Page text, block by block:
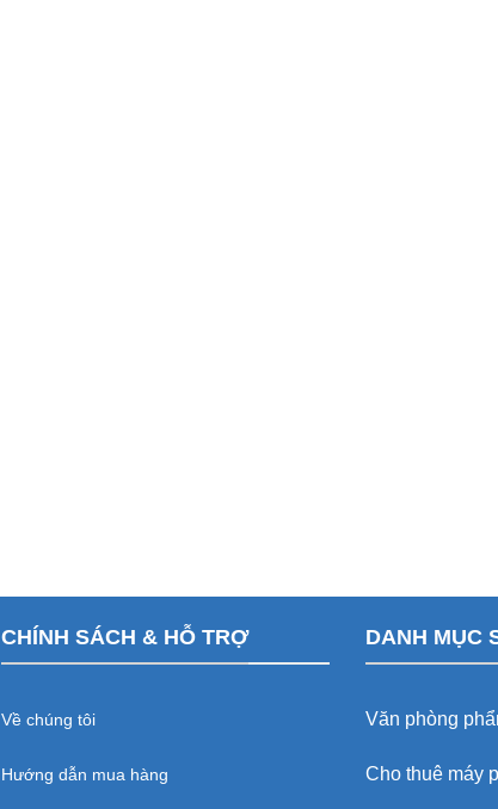
CHÍNH SÁCH & HỖ TRỢ
Về chúng tôi
Hướng dẫn mua hàng
DANH MỤC
Văn phòng
Cho thuê máy